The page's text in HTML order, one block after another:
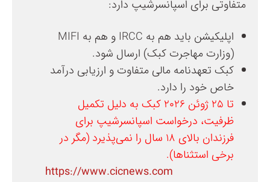
متفاوتی برای اسپانسرشیپ دارد:
اپلیکیشن باید هم به IRCC و هم به MIFI
(وزارت مهاجرت کبک) ارسال شود.
کبک تعهدنامه مالی متفاوت و ارزیابی درآمد
خاص خود را دارد.
تا ۲۵ ژوئن ۲۰۲۶ کبک به دلیل تکمیل
ظرفیت، درخواست اسپانسرشیپ برای
فرزندان بالای ۱۸ سال را نمی‌پذیرد (مگر در
برخی استثناها).
https://www.cicnews.com